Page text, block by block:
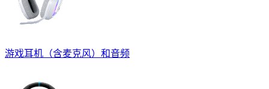
游戏耳机（含麦克风）和音频